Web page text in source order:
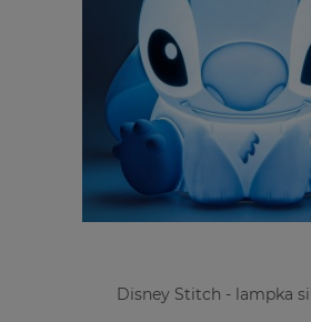
Disney Stitch - lampka